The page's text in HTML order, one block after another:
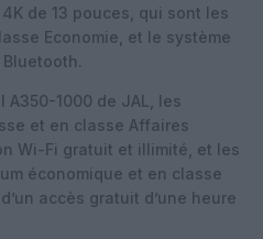
de 13 pouces, qui sont les
Economie, et le système
A350-1000 de JAL, les
et en classe Affaires
Wi-Fi gratuit et illimité, et les
économique et en classe
accès gratuit d’une heure